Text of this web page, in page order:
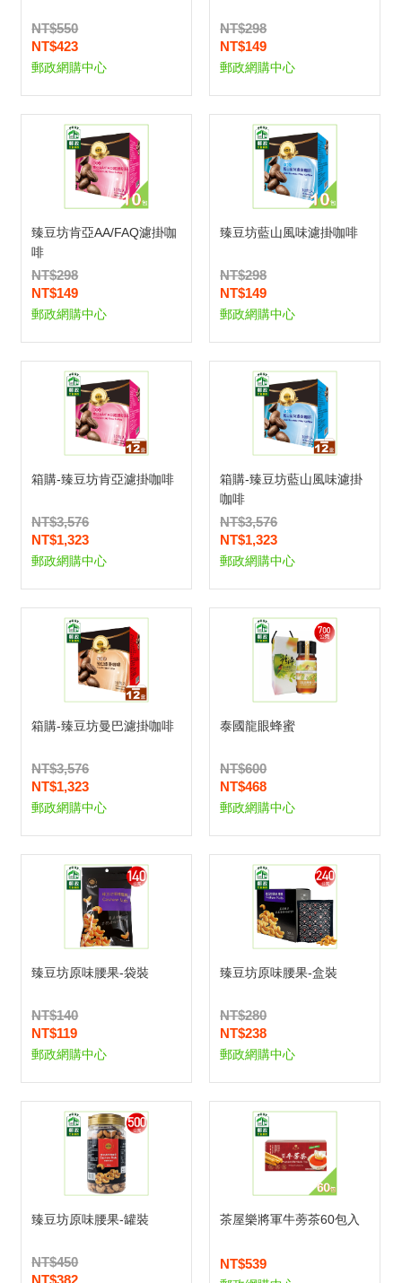
NT$550
NT$423
郵政網購中心
NT$298
NT$149
郵政網購中心
臻豆坊肯亞AA/FAQ濾掛咖
啡
NT$298
NT$149
郵政網購中心
臻豆坊藍山風味濾掛咖啡
NT$298
NT$149
郵政網購中心
箱購-臻豆坊肯亞濾掛咖啡
NT$3,576
NT$1,323
郵政網購中心
箱購-臻豆坊藍山風味濾掛
咖啡
NT$3,576
NT$1,323
郵政網購中心
箱購-臻豆坊曼巴濾掛咖啡
NT$3,576
NT$1,323
郵政網購中心
泰國龍眼蜂蜜
NT$600
NT$468
郵政網購中心
臻豆坊原味腰果-袋裝
NT$140
NT$119
郵政網購中心
臻豆坊原味腰果-盒裝
NT$280
NT$238
郵政網購中心
臻豆坊原味腰果-罐裝
NT$450
NT$382
茶屋樂將軍牛蒡茶60包入
NT$539